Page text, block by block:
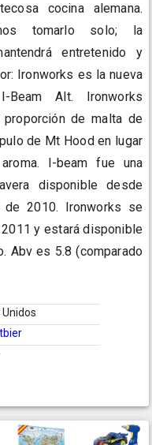
cocina alemana.
tomarlo solo; la
entretenido y
Ironworks es la nueva
Beam Alt. Ironworks
proporción de malta de
de Mt Hood en lugar
I-beam fue una
disponible desde
de 2010. Ironworks se
y estará disponible
Abv es 5.8 (comparado